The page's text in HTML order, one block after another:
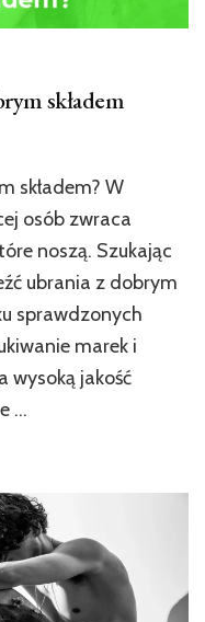
składem
składem? W
osób zwraca
noszą. Szukając
ubrania z dobrym
sprawdzonych
marek i
wysoką jakość
…